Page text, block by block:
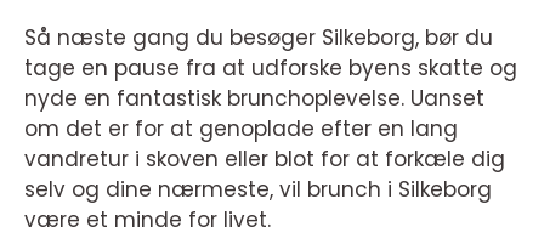
Så næste gang du besøger Silkeborg, bør du
tage en pause fra at udforske byens skatte og
nyde en fantastisk brunchoplevelse. Uanset
om det er for at genoplade efter en lang
vandretur i skoven eller blot for at forkæle dig
selv og dine nærmeste, vil brunch i Silkeborg
være et minde for livet.